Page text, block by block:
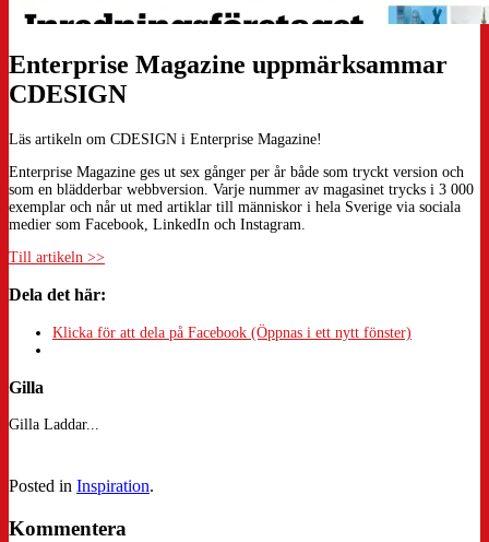
Enterprise Magazine uppmärksammar
CDESIGN
Läs artikeln om CDESIGN i Enterprise Magazine!
Enterprise Magazine ges ut sex gånger per år både som tryckt version och
som en blädderbar webbversion. Varje nummer av magasinet trycks i 3 000
exemplar och når ut med artiklar till människor i hela Sverige via sociala
medier som Facebook, LinkedIn och Instagram.
Till artikeln >>
Dela det här:
Klicka för att dela på Facebook (Öppnas i ett nytt fönster)
Gilla
Gilla Laddar...
Posted in Inspiration.
Kommentera